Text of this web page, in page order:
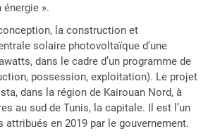
énergie ».
la construction et
solaire photovoltaïque d’une
dans le cadre d’un programme de
possession, exploitation). Le projet
dans la région de Kairouan Nord, à
au sud de Tunis, la capitale. Il est l’un
en 2019 par le gouvernement.